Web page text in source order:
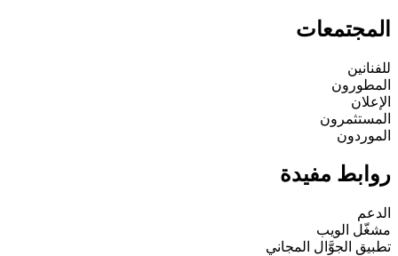
المجتمعات
للفنانين
المطورون
الإعلان
المستثمرون
الموردون
روابط مفيدة
الدعم
مشغّل الويب
تطبيق الجوَّال المجاني